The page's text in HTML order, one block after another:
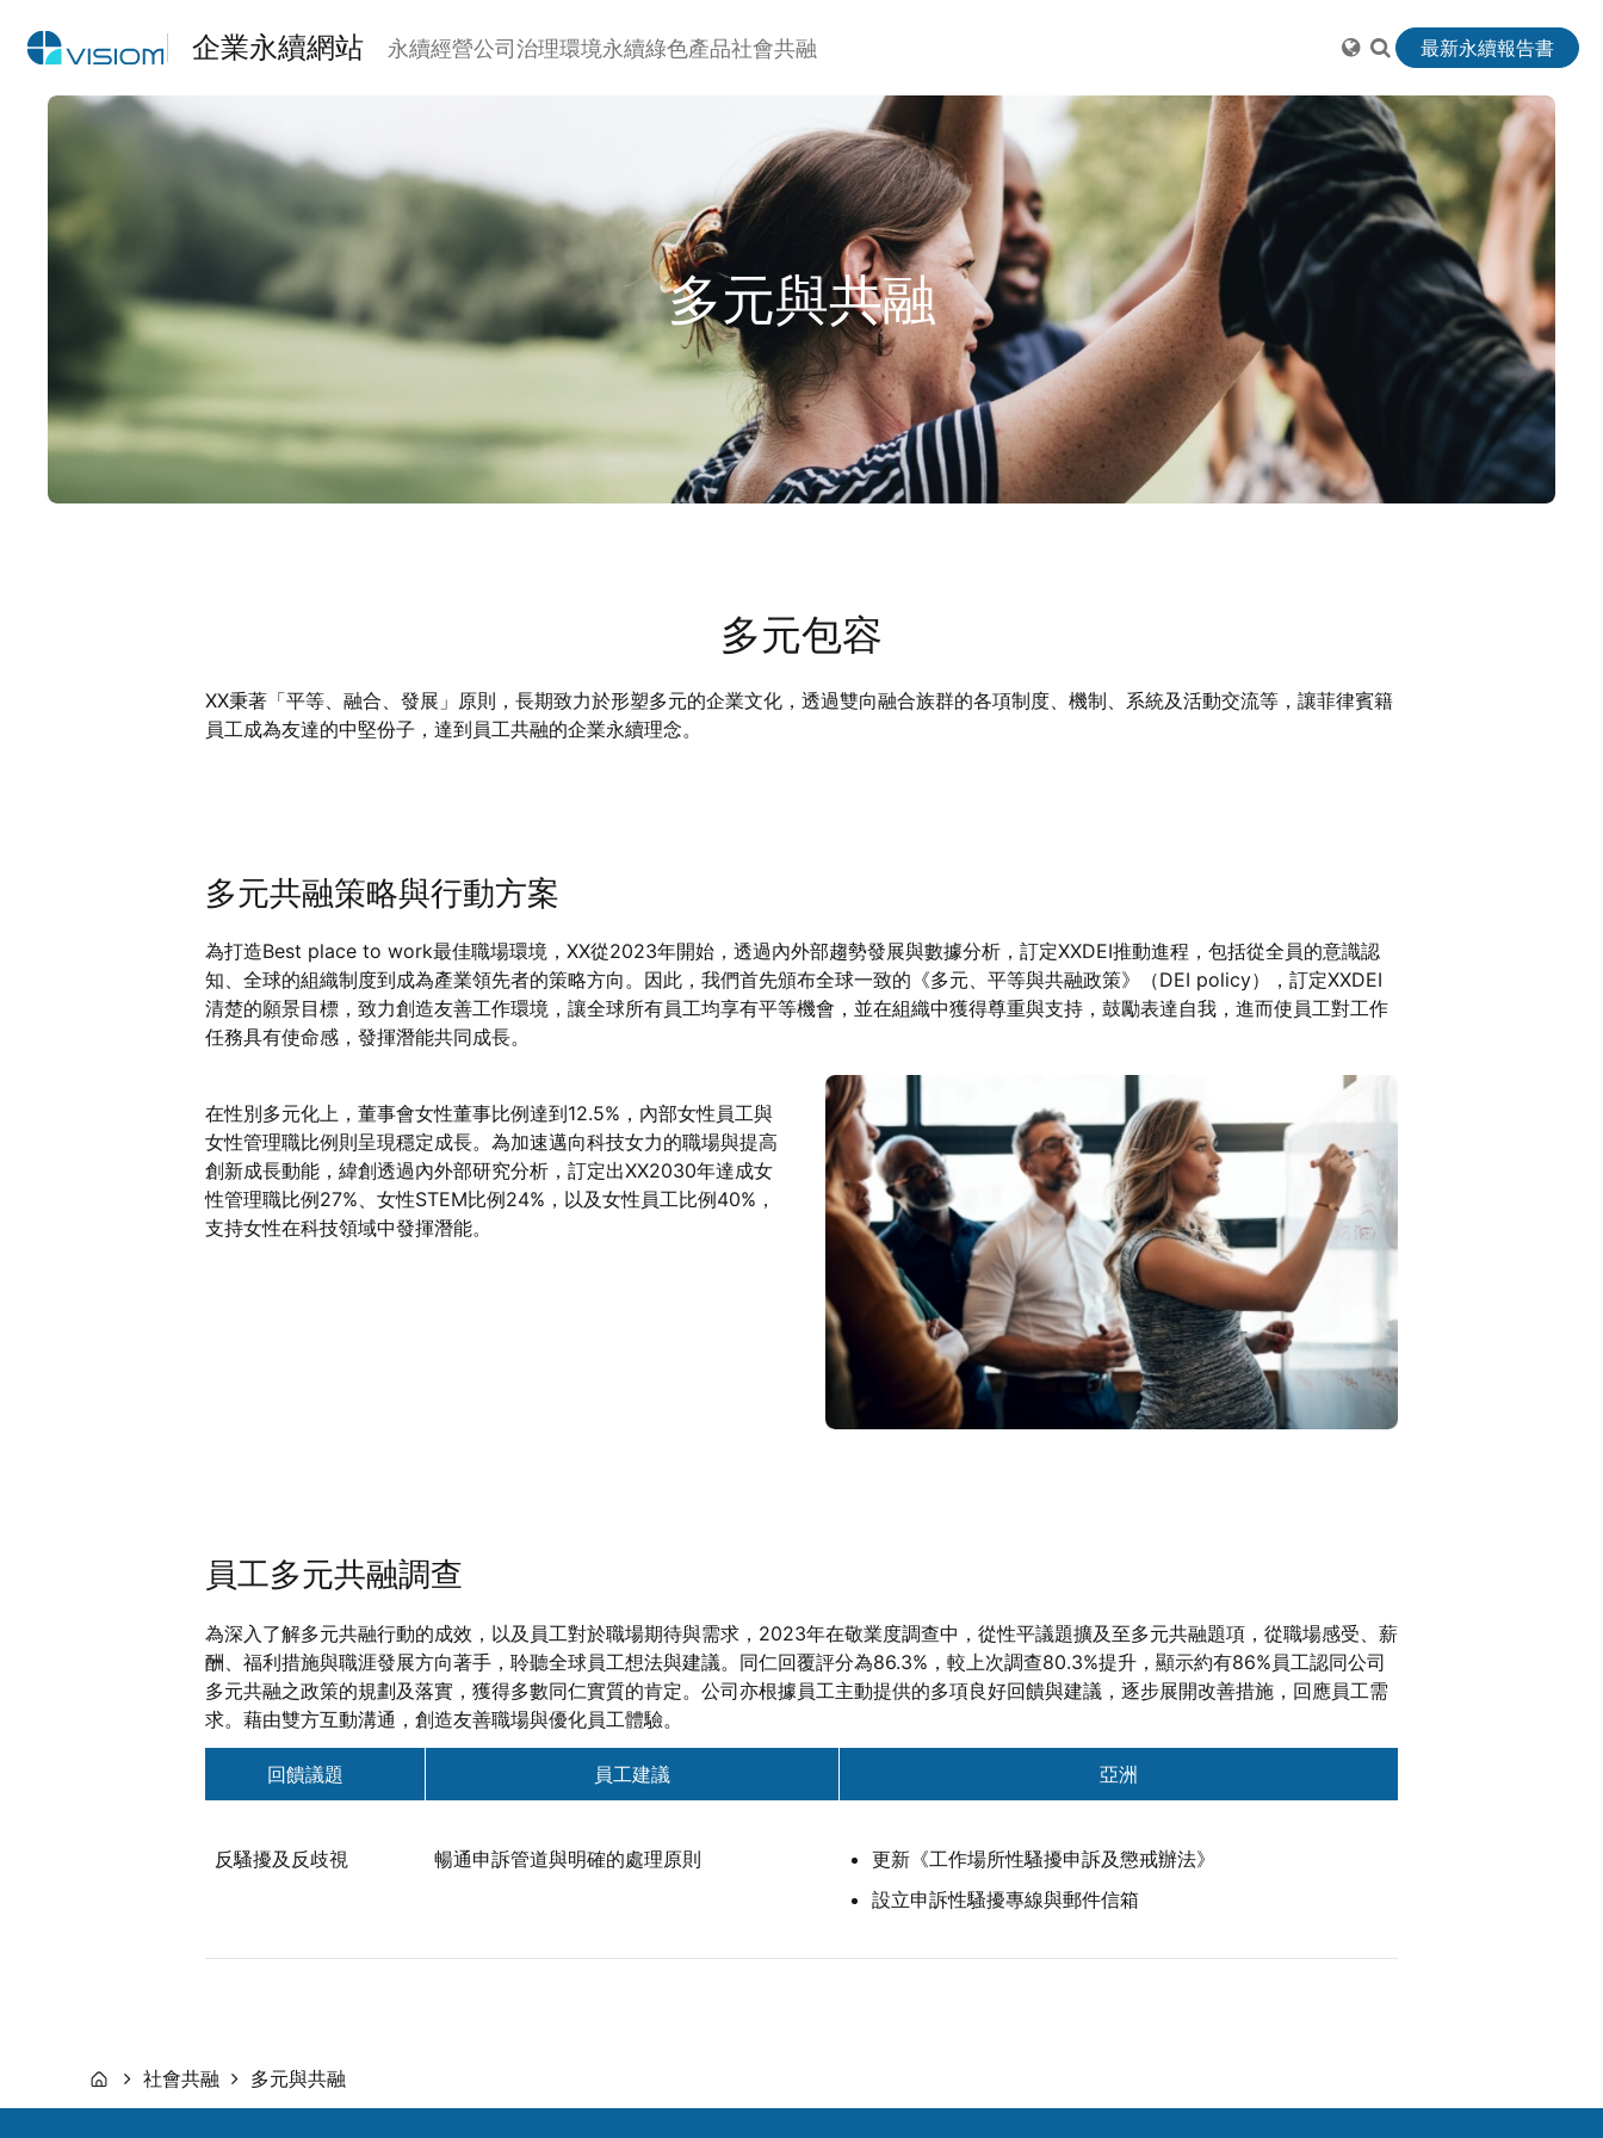
企業永續網站 永續經營公司治理環境永續綠色產品社會共融 最新永續報告書
多元與共融
多元包容
XX秉著「平等、融合、發展」原則，長期致力於形塑多元的企業文化，透過雙向融合族群的各項制度、機制、系統及活動交流等，讓菲律賓籍
員工成為友達的中堅份子，達到員工共融的企業永續理念。
多元共融策略與行動方案
為打造Best place to work最佳職場環境，XX從2023年開始，透過內外部趨勢發展與數據分析，訂定XXDEI推動進程，包括從全員的意識認
知、全球的組織制度到成為產業領先者的策略方向。因此，我們首先頒布全球一致的《多元、平等與共融政策》（DEI policy），訂定XXDEI
清楚的願景目標，致力創造友善工作環境，讓全球所有員工均享有平等機會，並在組織中獲得尊重與支持，鼓勵表達自我，進而使員工對工作
任務具有使命感，發揮潛能共同成長。
在性別多元化上，董事會女性董事比例達到12.5%，內部女性員工與
女性管理職比例則呈現穩定成長。為加速邁向科技女力的職場與提高
創新成長動能，緯創透過內外部研究分析，訂定出XX2030年達成女
性管理職比例27%、女性STEM比例24%，以及女性員工比例40%，
支持女性在科技領域中發揮潛能。
員工多元共融調查
為深入了解多元共融行動的成效，以及員工對於職場期待與需求，2023年在敬業度調查中，從性平議題擴及至多元共融題項，從職場感受、薪
酬、福利措施與職涯發展方向著手，聆聽全球員工想法與建議。同仁回覆評分為86.3%，較上次調查80.3%提升，顯示約有86%員工認同公司
多元共融之政策的規劃及落實，獲得多數同仁實質的肯定。公司亦根據員工主動提供的多項良好回饋與建議，逐步展開改善措施，回應員工需
求。藉由雙方互動溝通，創造友善職場與優化員工體驗。
回饋議題 員工建議 亞洲
反騷擾及反歧視 暢通申訴管道與明確的處理原則
更新《工作場所性騷擾申訴及懲戒辦法》
設立申訴性騷擾專線與郵件信箱
社會共融 多元與共融